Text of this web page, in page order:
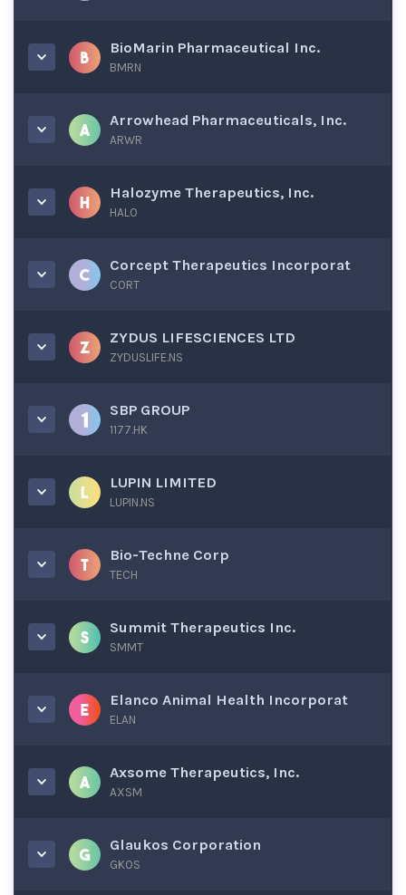
BioMarin Pharmaceutical Inc.
BMRN
Arrowhead Pharmaceuticals, Inc.
ARWR
Halozyme Therapeutics, Inc.
HALO
Corcept Therapeutics Incorporat
CORT
ZYDUS LIFESCIENCES LTD
ZYDUSLIFE.NS
SBP GROUP
1177.HK
LUPIN LIMITED
LUPIN.NS
Bio-Techne Corp
TECH
Summit Therapeutics Inc.
SMMT
Elanco Animal Health Incorporat
ELAN
Axsome Therapeutics, Inc.
AXSM
Glaukos Corporation
GKOS